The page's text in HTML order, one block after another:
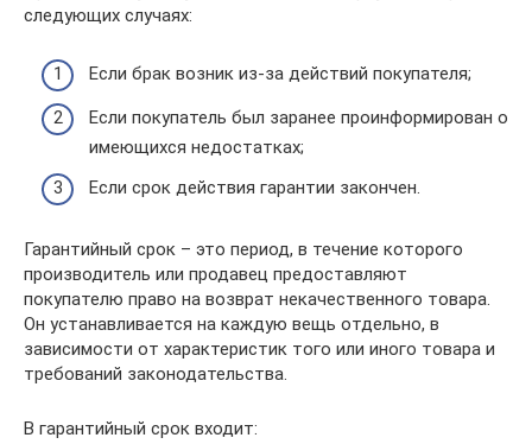
следующих случаях:
Если брак возник из-за действий покупателя;
Если покупатель был заранее проинформирован о
имеющихся недостатках;
Если срок действия гарантии закончен.
Гарантийный срок – это период, в течение которого
производитель или продавец предоставляют
покупателю право на возврат некачественного товара.
Он устанавливается на каждую вещь отдельно, в
зависимости от характеристик того или иного товара и
требований законодательства.
В гарантийный срок входит: